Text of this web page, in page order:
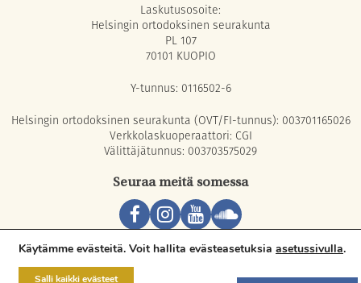
Laskutusosoite:
Helsingin ortodoksinen seurakunta
PL 107
70101 KUOPIO
Y-tunnus: 0116502-6
Helsingin ortodoksinen seurakunta (OVT/FI-tunnus): 003701165026
Verkkolaskuoperaattori: CGI
Välittäjätunnus: 003703575029
Seuraa meitä somessa
Copyright © 2026 Orthodox Parish of Helsinki. All rights reserved.
Käytämme evästeitä. Voit hallita evästeasetuksia asetussivulla.
Salli kaikki evästeet